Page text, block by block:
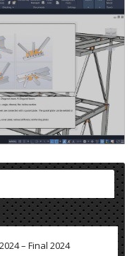
– Final 2024